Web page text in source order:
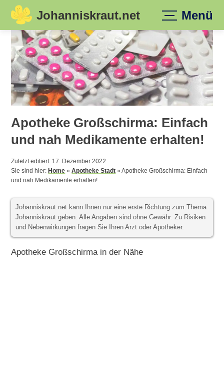
Skip
content
Johanniskraut.net Menü
Apotheke Großschirma: Einfach
und nah Medikamente erhalten!
Zuletzt editiert: 17. Dezember 2022
Sie sind hier:Home »Apotheke Stadt »Apotheke Großschirma: Einfach
und nah Medikamente erhalten!
Johanniskraut.net kann Ihnen nur eine erste Richtung zum Thema
Johanniskraut geben. Alle Angaben sind ohne Gewähr. Zu Risiken
und Nebenwirkungen fragen Sie Ihren Arzt oder Apotheker.
Apotheke Großschirma in der Nähe